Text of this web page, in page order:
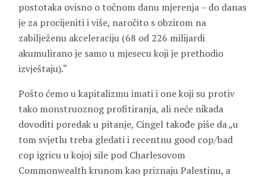
postotaka ovisno o točnom danu mjerenja – do danas
je za procijeniti i više, naročito s obzirom na
zabilježenu akceleraciju (68 od 226 milijardi
akumulirano je samo u mjesecu koji je prethodio
izvještaju).“
Pošto ćemo u kapitalizmu imati i one koji su protiv
tako monstruoznog profitiranja, ali neće nikada
dovoditi poredak u pitanje, Cingel takođe piše da „u
tom svjetlu treba gledati i recentnu good cop/bad
cop igricu u kojoj sile pod Charlesovom
Commonwealth krunom kao priznaju Palestinu, a